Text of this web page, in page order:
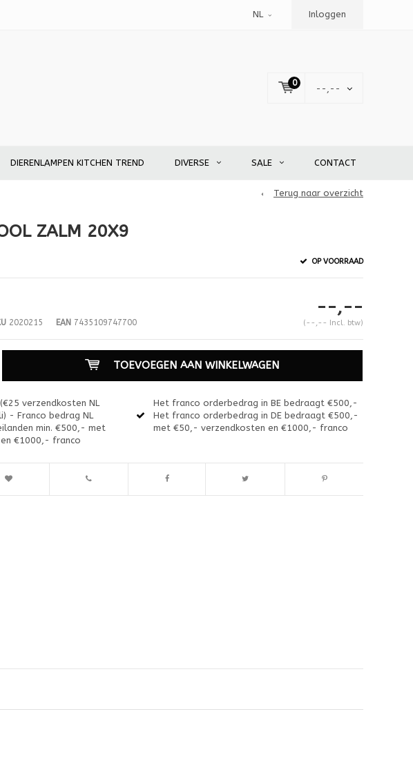
NL Inloggen
0
--,--
DIERENLAMPEN KITCHEN TREND DIVERSE SALE CONTACT
Terug naar overzicht
ZALM 20X9
OP VOORRAAD
2020215 EAN7435109747700
--,--
(--,-- Incl. btw)
TOEVOEGEN AAN WINKELWAGEN
verzendkosten NL
Franco bedrag NL
min. €500,- met
€1000,- franco
Het franco orderbedrag in BE bedraagt €500,-
Het franco orderbedrag in DE bedraagt €500,-
met €50,- verzendkosten en €1000,- franco